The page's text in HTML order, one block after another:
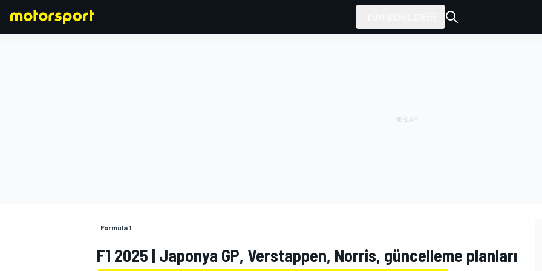
Formula 1
F1 2025 | Japonya GP, Verstappen, Norris, güncelleme planları